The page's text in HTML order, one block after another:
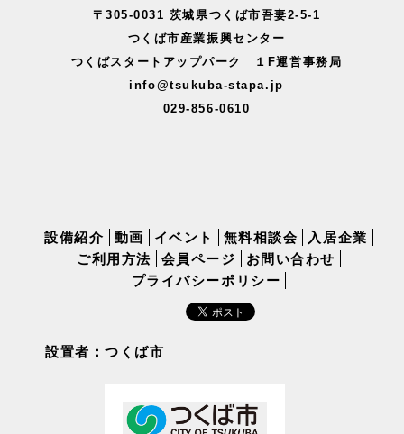
〒305-0031 茨城県つくば市吾妻2-5-1
つくば市産業振興センター
つくばスタートアップパーク １F運営事務局
info@tsukuba-stapa.jp
029-856-0610
設備紹介 動画 イベント 無料相談会
入居企業
ご利用方法
会員ページ
お問い合わせ
プライバシーポリシー
設置者：つくば市